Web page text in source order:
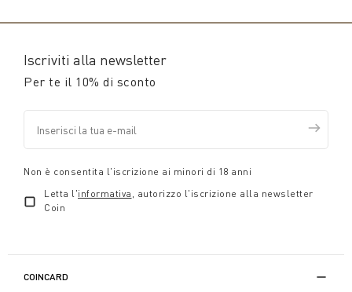
Iscriviti alla newsletter
Per te il 10% di sconto
Non è consentita l'iscrizione ai minori di 18 anni
Letta l'informativa , autorizzo l'iscrizione alla newsletter
Coin
COINCARD